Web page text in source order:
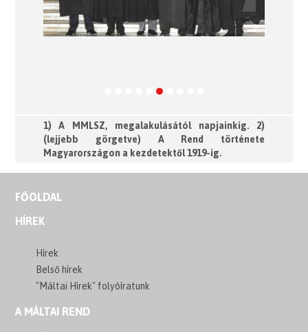
1) A MMLSZ, megalakulásától napjainkig. 2)
(lejjebb görgetve) A Rend története
Magyarországon a kezdetektől 1919-ig.
FŐOLDAL
HÍREK
Hírek
Belső hírek
"Máltai Hírek" folyóíratunk
A MÁLTAI REND